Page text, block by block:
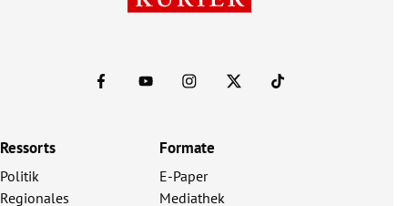
Ressorts
Politik
Regionales
Formate
E-Paper
Mediathek